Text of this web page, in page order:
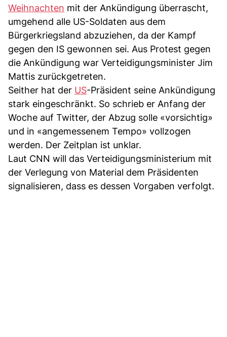
Weihnachten mit der Ankündigung überrascht,
umgehend alle US-Soldaten aus dem
Bürgerkriegsland abzuziehen, da der Kampf
gegen den IS gewonnen sei. Aus Protest gegen
die Ankündigung war Verteidigungsminister Jim
Mattis zurückgetreten.
Seither hat der US-Präsident seine Ankündigung
stark eingeschränkt. So schrieb er Anfang der
Woche auf Twitter, der Abzug solle «vorsichtig»
und in «angemessenem Tempo» vollzogen
werden. Der Zeitplan ist unklar.
Laut CNN will das Verteidigungsministerium mit
der Verlegung von Material dem Präsidenten
signalisieren, dass es dessen Vorgaben verfolgt.